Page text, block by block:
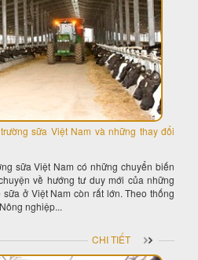
sữa Việt Nam và những thay đổi
sữa Việt Nam có những chuyển biến
về hướng tư duy mới của những
ở Việt Nam còn rất lớn. Theo thống
nghiệp...
CHI TIẾT